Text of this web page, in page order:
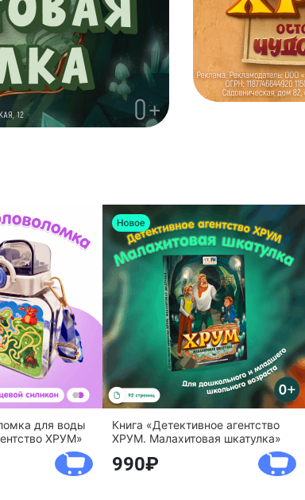
для воды
ХРУМ»
Книга «Детективное агентство
ХРУМ. Малахитовая шкатулка»
990